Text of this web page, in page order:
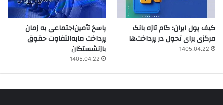
کیف پول ایران؛ گام تازه بانک
مرکزی برای تحول در پرداخت‌ها
1405.04.22
پاسخ تأمین‌اجتماعی به زمان
پرداخت مابه‌التفاوت حقوق
بازنشستگان
1405.04.22